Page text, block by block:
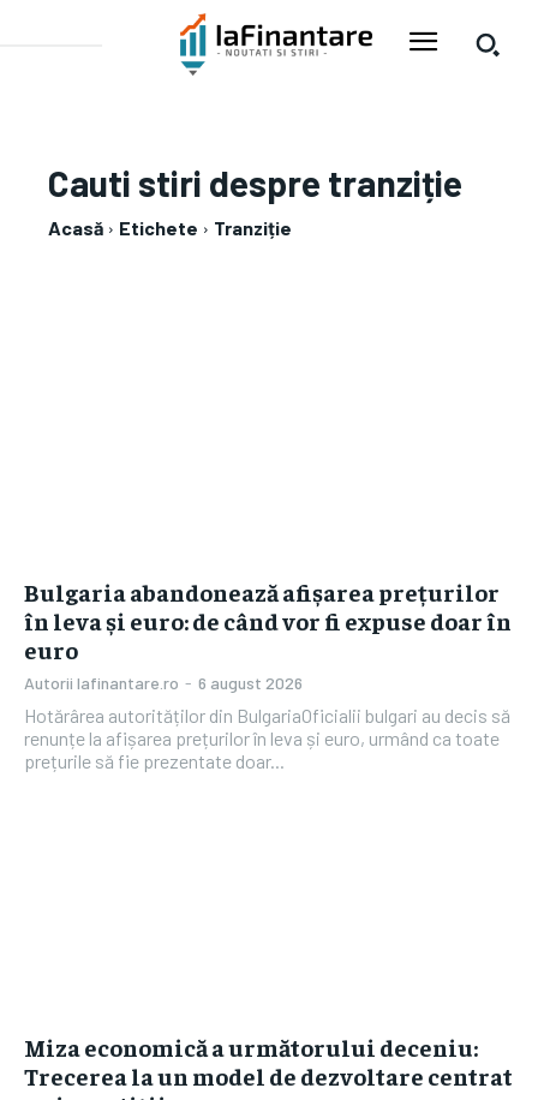
Cauti stiri despre tranziție
Acasă Etichete Tranziție
Bulgaria abandonează afișarea prețurilor
în leva și euro: de când vor fi expuse doar în
euro
Autorii Iafinantare.ro - 6 august 2026
Hotărârea autorităților din BulgariaOficialii bulgari au decis să
renunțe la afișarea prețurilor în leva și euro, urmând ca toate
prețurile să fie prezentate doar...
Miza economică a următorului deceniu:
Trecerea la un model de dezvoltare centrat